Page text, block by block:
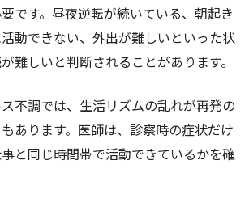
です。昼夜逆転が続いている、朝起き
動できない、外出が難しいといった状
難しいと判断されることがあります。
不調では、生活リズムの乱れが再発の
あります。医師は、診察時の症状だけ
と同じ時間帯で活動できているかを確